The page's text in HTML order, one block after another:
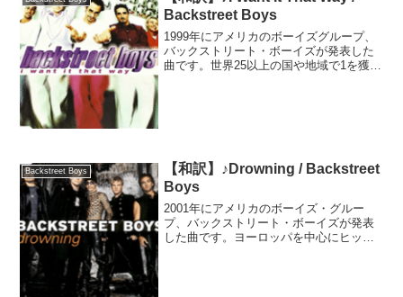
Backstreet Boys
1999年にアメリカのボーイズグループ、
バックストリート・ボーイズが発表した
曲です。世界25以上の国や地域で1を獲得
Backstreet Boys
【和訳】♪Drowning / Backstreet
Boys
2001年にアメリカのボーイズ・グルー
プ、バックストリート・ボーイズが発表
した曲です。ヨーロッパを中心にヒット